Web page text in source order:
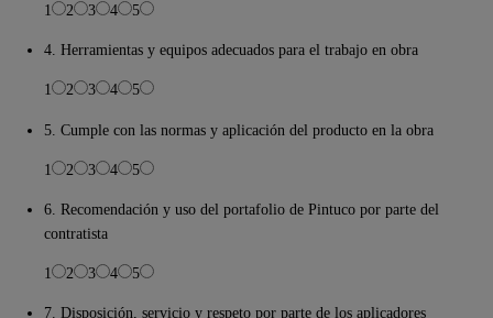
1 2 3 4 5
4. Herramientas y equipos adecuados para el trabajo en obra
1 2 3 4 5
5. Cumple con las normas y aplicación del producto en la obra
1 2 3 4 5
6. Recomendación y uso del portafolio de Pintuco por parte del
contratista
1 2 3 4 5
7. Disposición, servicio y respeto por parte de los aplicadores